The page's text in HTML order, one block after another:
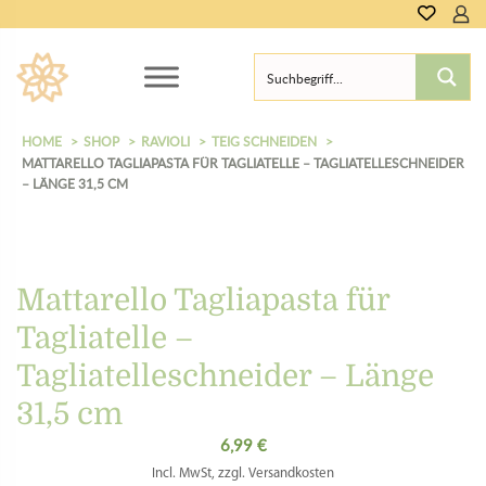
HOME SHOP RAVIOLI
TEIG SCHNEIDEN
MATTARELLO TAGLIAPASTA FÜR TAGLIATELLE – TAGLIATELLESCHNEIDER
– LÄNGE 31,5 CM
Mattarello Tagliapasta für
Tagliatelle –
Tagliatelleschneider – Länge
31,5 cm
6,99 €
Incl. MwSt, zzgl. Versandkosten